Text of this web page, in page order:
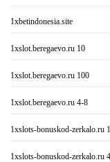
1xbetindonesia.site
1xslot.beregaevo.ru 10
1xslot.beregaevo.ru 100
1xslot.beregaevo.ru 4-8
1xslots-bonuskod-zerkalo.ru
1xslots-bonuskod-zerkalo.ru